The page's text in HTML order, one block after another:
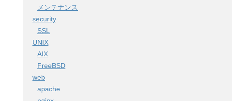
メンテナンス
security
SSL
UNIX
AIX
FreeBSD
web
apache